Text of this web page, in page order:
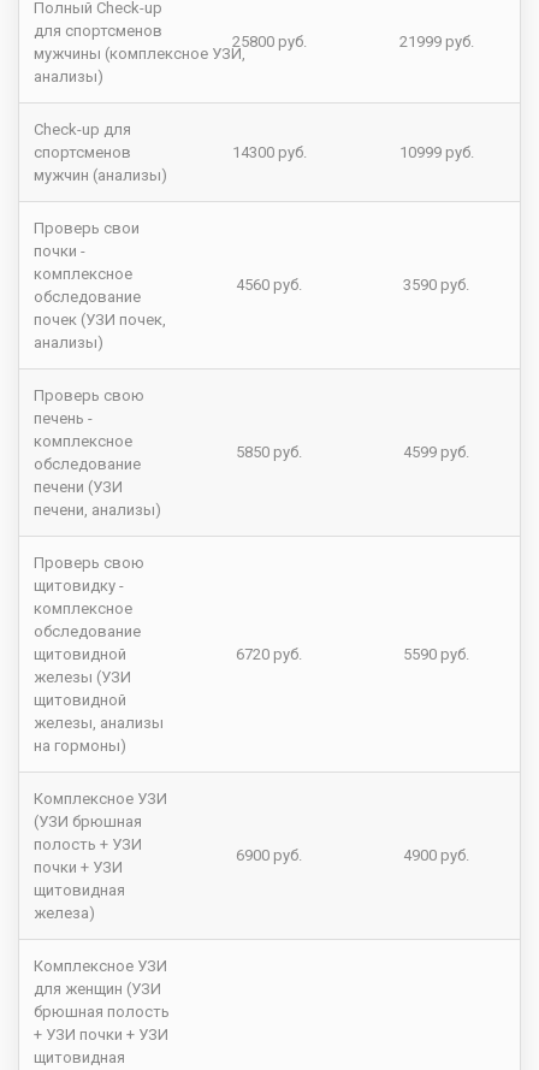
Полный Check-up
для спортсменов
мужчины (комплексное УЗИ,
анализы)
25800 руб. 21999 руб.
Check-up для
спортсменов
мужчин (анализы)
14300 руб. 10999 руб.
Проверь свои
почки -
комплексное
обследование
почек (УЗИ почек,
анализы)
4560 руб. 3590 руб.
Проверь свою
печень -
комплексное
обследование
печени (УЗИ
печени, анализы)
5850 руб. 4599 руб.
Проверь свою
щитовидку -
комплексное
обследование
щитовидной
железы (УЗИ
щитовидной
железы, анализы
на гормоны)
6720 руб. 5590 руб.
Комплексное УЗИ
(УЗИ брюшная
полость + УЗИ
почки + УЗИ
щитовидная
железа)
6900 руб. 4900 руб.
Комплексное УЗИ
для женщин (УЗИ
брюшная полость
+ УЗИ почки + УЗИ
щитовидная